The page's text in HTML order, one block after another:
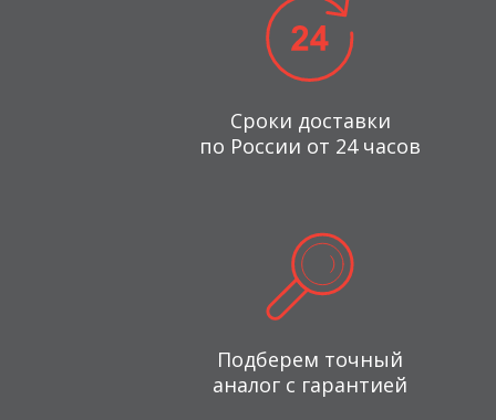
Сроки доставки
по России от 24 часов
Подберем точный
аналог с гарантией